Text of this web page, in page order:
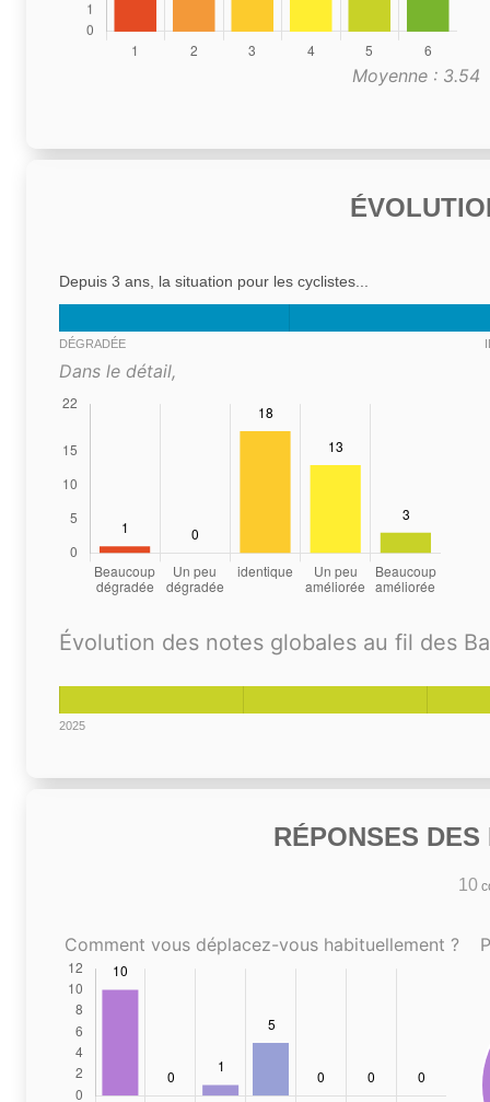
Moyenne : 3.54
Depuis 3 ans, la situation pour les cyclistes...
DÉGRADÉE
Dans le détail,
Évolution des notes globales au fil des
2025
RÉPONSES
10
Comment vous déplacez-vous habituellement ?